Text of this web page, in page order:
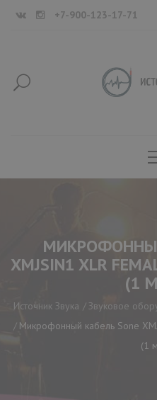
+7-900-123-17-71
XMJSIN1 XLR
(1
Источник Звука Звуковое
Микрофонный кабель Sone
(1